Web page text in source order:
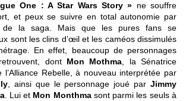
One : A Star Wars Story » ne souffre
et peux se suivre en total autonomie par
de la saga. Mais que les pures fans se
sont les clins d’œil et les caméos dissimulés
En effet, beaucoup de personnages
dont Mon Mothma , la Sénatrice
l’Alliance Rebelle, à nouveau interprétée par
, ainsi que le personnage joué par Jimmy
. Lui et Mon Monthmasont parmi les seuls à